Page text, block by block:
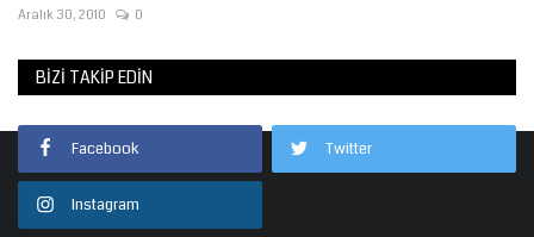
Aralık 30, 2010 0
BIZI TAKIP EDIN
Facebook Twitter
Instagram